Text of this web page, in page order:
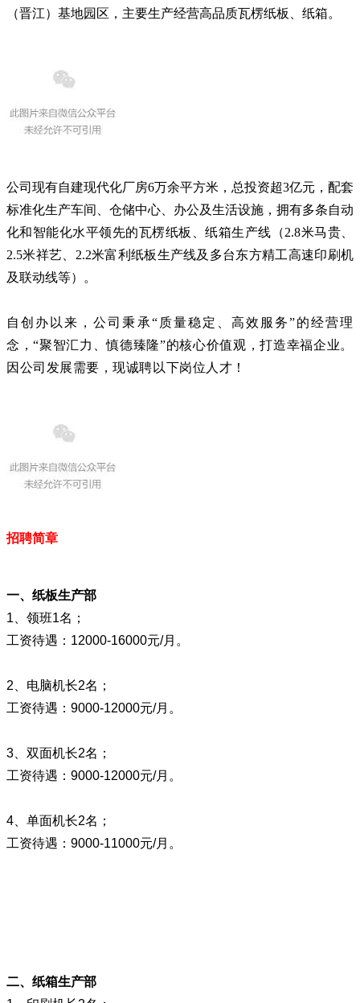
（晋江）基地园区，主要生产经营高品质瓦楞纸板 、纸箱。
公司现有自建现代化厂房6万余平方米，总投资超3亿元，配套
标准化生产车间、仓储中心、办公及生活设施，拥有多条自动
化和智能化水平领先的瓦楞纸板、纸箱生产线（2.8米马贵、
2.5米祥艺、2.2米富利纸板生产线及多台东方精工高速印刷机
及联动线等）。
自创办以来，公司秉承“质量稳定、高效服务”的经营理
念，“聚智汇力、慎德臻隆”的核心价值观，打造幸福企业。
因公司发展需要，现诚聘以下岗位人才！
招聘简章
一、纸板生产部
1、领班1名；
工资待遇：12000-16000元/月。
2、电脑机长2名；
工资待遇：9000-12000元/月。
3、双面机长2名；
工资待遇：9000-12000元/月。
4、单面机长2名；
工资待遇：9000-11000元/月。
二、纸箱生产部